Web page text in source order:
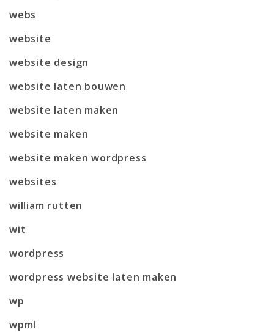
webs
website
website design
website laten bouwen
website laten maken
website maken
website maken wordpress
websites
william rutten
wit
wordpress
wordpress website laten maken
wp
wpml